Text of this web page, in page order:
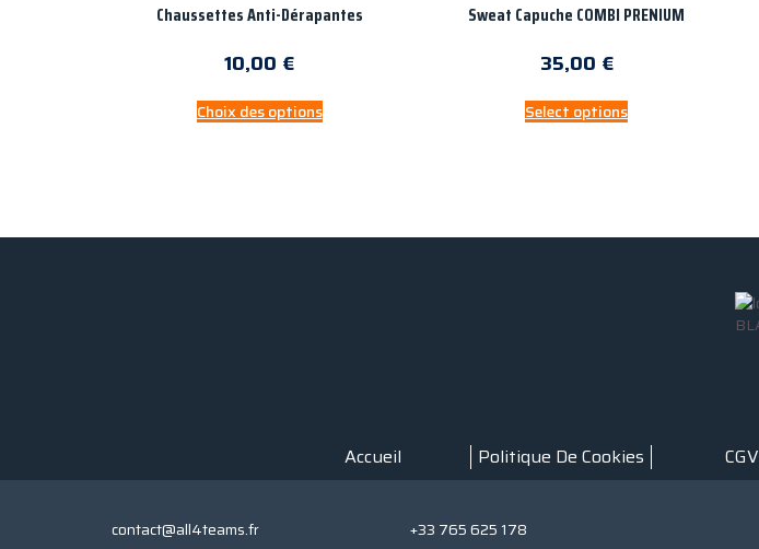
Chaussettes Anti-Dérapantes
10,00 €
Choix des options
Sweat Capuche COMBI PRENIUM
35,00 €
Select options
Accueil Politique De Cookies CGV
contact@all4teams.fr +33 765 625 178